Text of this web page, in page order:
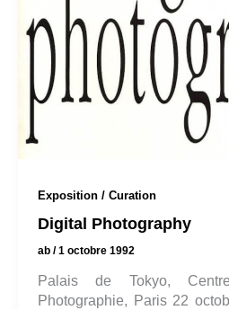
Exposition / Curation
Digital Photography
ab /1 octobre 1992
Palais de Tokyo,
Photographie, Paris 22